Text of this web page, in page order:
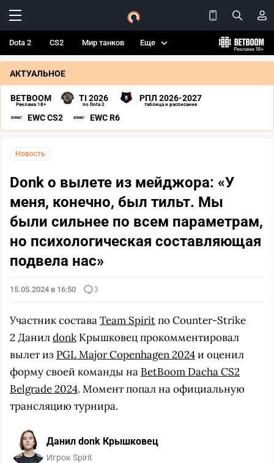
Dota 2 CS2 Мир танков Еще
АКТУАЛЬНОЕ
BETBOOM
Реклама 18+
TI 2026
по Dota 2
РПЛ 2026-2027
таблица и расписание
EWC CS2 EWC R6
Новость
Donk о вылете из мейджора: «У
меня, конечно, был тильт. Мы
были сильнее по всем параметрам,
но психологическая составляющая
подвела нас»
15.05.2024 в 16:50 3
Участник составаTeam Spiritпо Counter-Strike
2 Данилdonk Крышковец прокомментировал
вылет из PGL Major Copenhagen 2024и оценил
форму своей команды на BetBoom Dacha CS2
Belgrade 2024. Момент попал на официальную
трансляцию турнира.
Данил donk Крышковец
Игрок Spirit